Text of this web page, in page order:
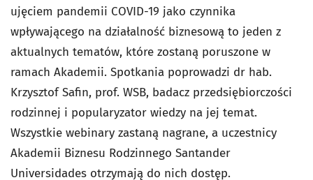
ujęciem pandemii COVID-19 jako czynnika
wpływającego na działalność biznesową to jeden z
aktualnych tematów, które zostaną poruszone w
ramach Akademii. Spotkania poprowadzi dr hab.
Krzysztof Safin, prof. WSB, badacz przedsiębiorczości
rodzinnej i popularyzator wiedzy na jej temat.
Wszystkie webinary zastaną nagrane, a uczestnicy
Akademii Biznesu Rodzinnego Santander
Universidades otrzymają do nich dostęp.